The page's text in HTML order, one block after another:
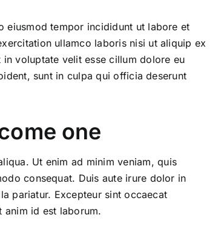
eiusmod tempor incididunt ut labore et
ullamco laboris nisi ut aliquip ex
voluptate velit esse cillum dolore eu
sunt in culpa qui officia deserunt
one
Ut enim ad minim veniam, quis
consequat. Duis aute irure dolor in
pariatur. Excepteur sint occaecat
id est laborum.